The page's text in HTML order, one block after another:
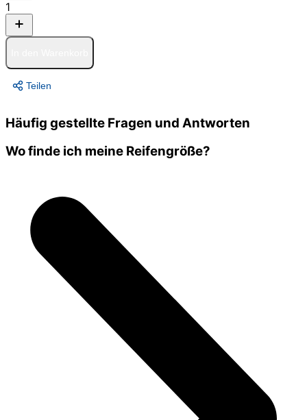
1
Teilen
Häufig gestellte Fragen und Antworten
Wo finde ich meine Reifengröße?